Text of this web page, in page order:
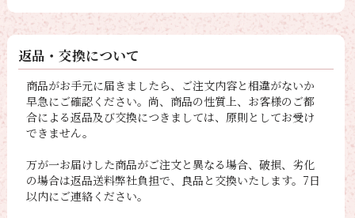
返品・交換について
商品がお手元に届きましたら、ご注文内容と相違がないか
早急にご確認ください。尚、商品の性質上、お客様のご都
合による返品及び交換につきましては、原則としてお受け
できません。
万が一お届けした商品がご注文と異なる場合、破損、劣化
の場合は返品送料弊社負担で、良品と交換いたします。7日
以内にご連絡ください。